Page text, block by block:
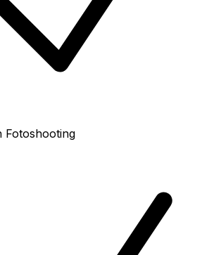
Fotoshooting